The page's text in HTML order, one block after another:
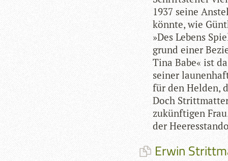
1937 seine
könnte, wie
»Des Lebens
grund einer
Tina Babe« ist
sei­ner
für den Hel­den,
Doch
zukünf­ti­gen
der
Erwin